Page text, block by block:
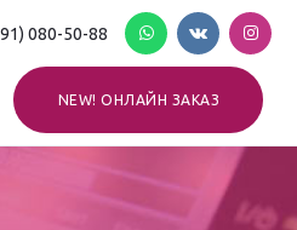
080-50-88
NEW! ОНЛАЙН ЗАКАЗ